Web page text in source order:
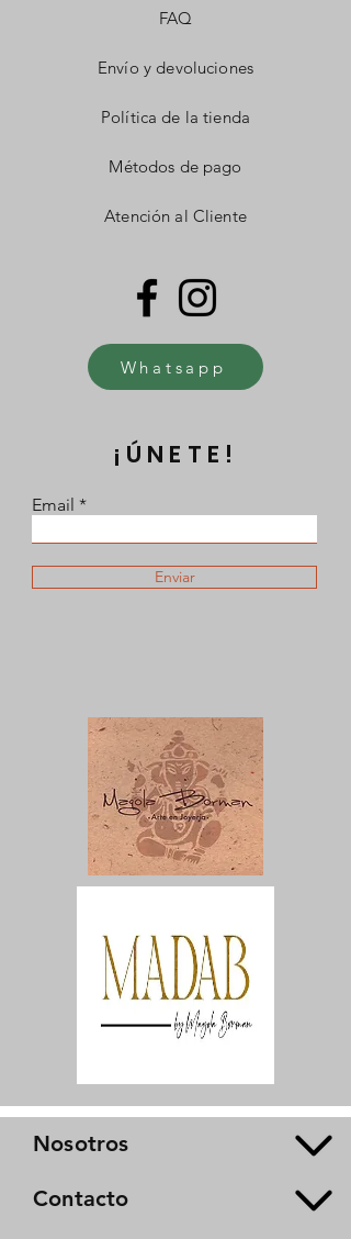
FAQ
Envío y devoluciones
Política de la tienda
Métodos de pago
Atención al Cliente
Whatsapp
¡ÚNETE!
Email
Enviar
Nosotros
Contacto